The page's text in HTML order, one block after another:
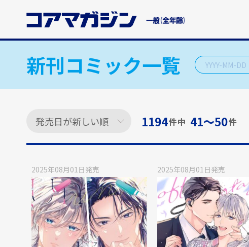
コ
ツ
新刊コミック一覧
1194件中 41〜50件
2025年08月01日発売 2025年08月01日発売